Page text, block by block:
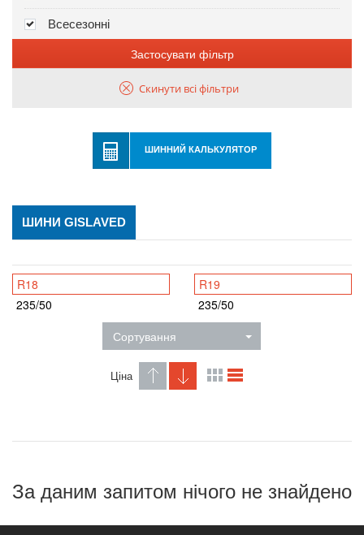
Всесезонні
Застосувати фільтр
Скинути всі фільтри
ШИННИЙ КАЛЬКУЛЯТОР
ШИНИ GISLAVED
R18
235/50
R19
235/50
Сортування
Ціна
За даним запитом нічого не знайдено